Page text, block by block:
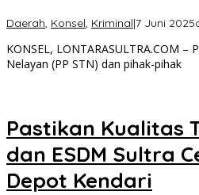
Daerah, Konsel, Kriminal|7 Juni 2025
KONSEL, LONTARASULTRA.COM –
Nelayan (PP STN) dan pihak-pihak
Pastikan Kualitas
dan ESDM Sultra
Depot Kendari